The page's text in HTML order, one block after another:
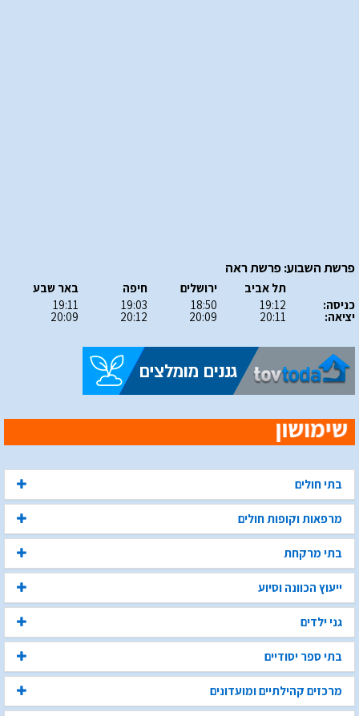
פרשת השבוע: פרשת ראה
כניסה:
יציאה:
תל אביב
19:12
20:11
ירושלים
18:50
20:09
חיפה
19:03
20:12
באר שבע
19:11
20:09
בתי חולים
מרפאות וקופות חולים
בתי מרקחת
ייעוץ הכוונה וסיוע
גני ילדים
בתי ספר יסודיים
מרכזים קהילתיים ומועדונים